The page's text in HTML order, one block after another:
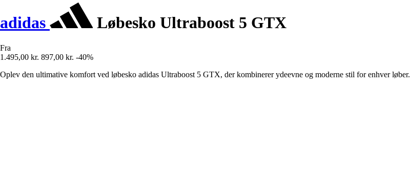
adidas Løbesko Ultraboost 5 GTX
Fra
1.495,00 kr. 897,00 kr. -40%
Oplev den ultimative komfort ved løbesko adidas Ultraboost 5 GTX, der kombinerer ydeevne og moderne stil for enhver løber.